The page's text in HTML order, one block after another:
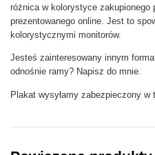
różnica w kolorystyce zakupionego
prezentowanego online. Jest to
kolorystycznymi monitorów.
Jesteś zainteresowany innym
odnośnie ramy? Napisz do mnie.
Plakat wysyłamy zabezpieczony w